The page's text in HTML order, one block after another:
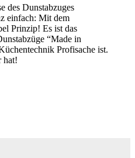
des Dunstabzuges
einfach: Mit dem
Prinzip! Es ist das
“Made in
Profisache ist.
hat!